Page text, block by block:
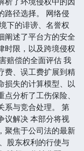
路径选择。 网络侵
下的诽谤、名誉权
阐述了平台方的安全
时限，以及跨境侵权
赔偿的全面评估 我
费、误工费扩展到精
损失的计算模型、以
分析了工伤保险、
系与竞合处理。 第
议解决 本部分将视
聚焦于公司法的最新
股东权利的行使与